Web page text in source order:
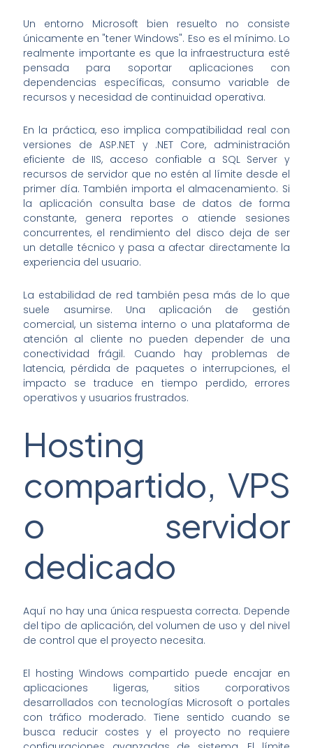
Un entorno Microsoft bien resuelto no consiste
únicamente en "tener Windows". Eso es el mínimo. Lo
realmente importante es que la infraestructura esté
pensada para soportar aplicaciones con
dependencias específicas, consumo variable de
recursos y necesidad de continuidad operativa.
En la práctica, eso implica compatibilidad real con
versiones de ASP.NET y .NET Core, administración
eficiente de IIS, acceso confiable a SQL Server y
recursos de servidor que no estén al límite desde el
primer día. También importa el almacenamiento. Si
la aplicación consulta base de datos de forma
constante, genera reportes o atiende sesiones
concurrentes, el rendimiento del disco deja de ser
un detalle técnico y pasa a afectar directamente la
experiencia del usuario.
La estabilidad de red también pesa más de lo que
suele asumirse. Una aplicación de gestión
comercial, un sistema interno o una plataforma de
atención al cliente no pueden depender de una
conectividad frágil. Cuando hay problemas de
latencia, pérdida de paquetes o interrupciones, el
impacto se traduce en tiempo perdido, errores
operativos y usuarios frustrados.
Hosting
compartido, VPS
o servidor
dedicado
Aquí no hay una única respuesta correcta. Depende
del tipo de aplicación, del volumen de uso y del nivel
de control que el proyecto necesita.
El hosting Windows compartido puede encajar en
aplicaciones ligeras, sitios corporativos
desarrollados con tecnologías Microsoft o portales
con tráfico moderado. Tiene sentido cuando se
busca reducir costes y el proyecto no requiere